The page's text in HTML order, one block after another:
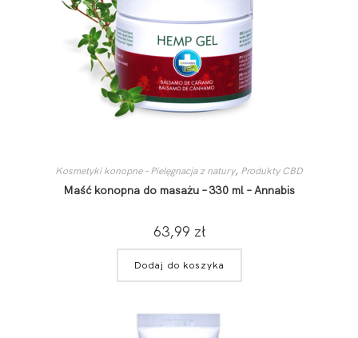
Kosmetyki konopne – Pielęgnacja z natury, Produkty CBD
Maść konopna do masażu – 330 ml – Annabis
63,99 zł
Dodaj do koszyka